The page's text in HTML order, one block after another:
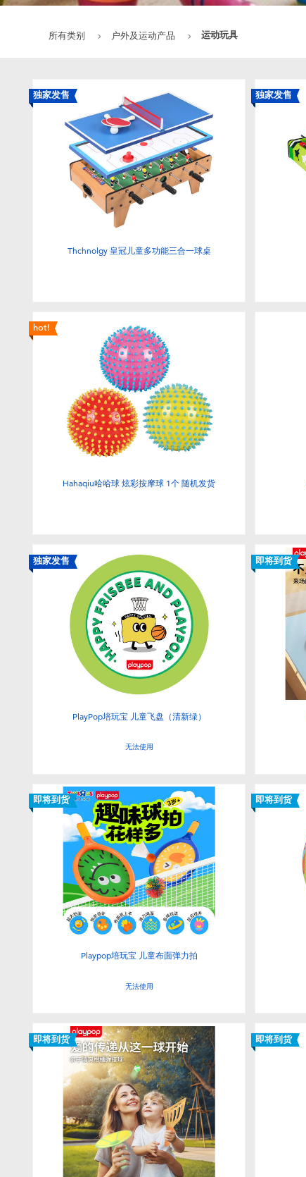
所有类别 户外及运动产品 运动玩具
独家发售
Thchnolgy 皇冠儿童多功能三合一球桌
独家发售
hot!
Hahaqiu哈哈球 炫彩按摩球 1个 随机发货
独家发售
PlayPop培玩宝 儿童飞盘（清新绿）
无法使用
即将到货
即将到货
Playpop培玩宝 儿童布面弹力拍
无法使用
即将到货
即将到货 即将到货